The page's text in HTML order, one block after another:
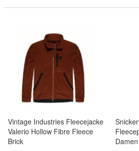
Vintage Industries Fleecejacke
Valerio Hollow Fibre Fleece
Brick